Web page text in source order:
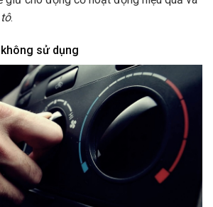
.
sử dụng